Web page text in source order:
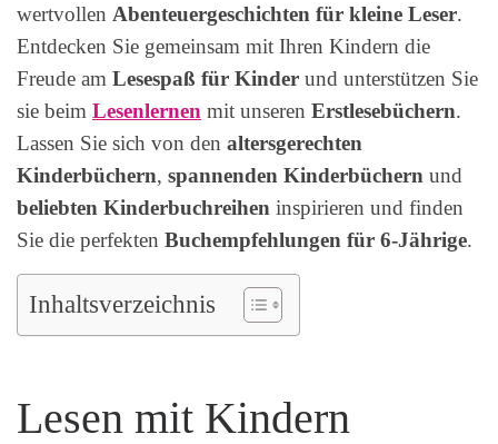
wertvollen Abenteuergeschichten für kleine Leser.
Entdecken Sie gemeinsam mit Ihren Kindern die
Freude am Lesespaß für Kinder und unterstützen Sie
sie beim Lesenlernen mit unseren Erstlesebüchern.
Lassen Sie sich von den altersgerechten
Kinderbüchern, spannenden Kinderbüchern und
beliebten Kinderbuchreihen inspirieren und finden
Sie die perfekten Buchempfehlungen für 6-Jährige.
Inhaltsverzeichnis
Lesen mit Kindern